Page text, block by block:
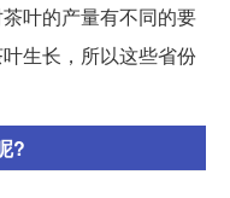
叶的产量有不同的要
生长，所以这些省份
?